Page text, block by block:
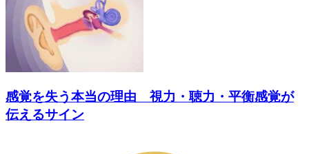
感覚を失う本当の理由 視力・聴力・平衡感覚が
伝えるサイン